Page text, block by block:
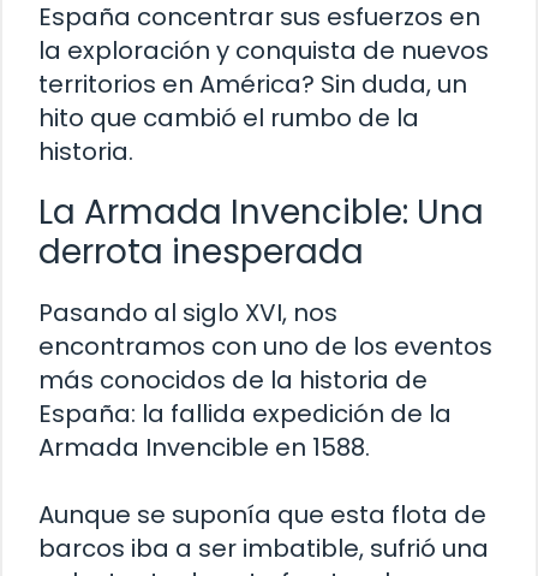
España concentrar sus esfuerzos en
la exploración y conquista de nuevos
territorios en América? Sin duda, un
hito que cambió el rumbo de la
historia.
La Armada Invencible: Una
derrota inesperada
Pasando al siglo XVI, nos
encontramos con uno de los eventos
más conocidos de la historia de
España: la fallida expedición de la
Armada Invencible en 1588.
Aunque se suponía que esta flota de
barcos iba a ser imbatible, sufrió una